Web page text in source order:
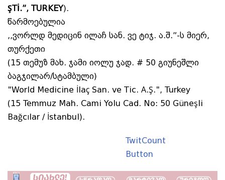
ŞTİ.”, TURKEY).
წარმოებულია
,,ვორლდ მედიცინ ილაჩ სან. ვე ტიჯ. ა.შ.”-ს მიერ,
თურქეთი
(15 თემუზ მახ. ჯამი იოლუ ჯად. # 50 გიუნეშლი
ბაგჯილარ/სტამბული)
"World Medicine İlaç San. ve Tic. А.Ş.", Turkey
(15 Temmuz Mah. Cami Yolu Cad. No: 50 Güneşli
Bağcılar / İstanbul).
TwitCount
Button